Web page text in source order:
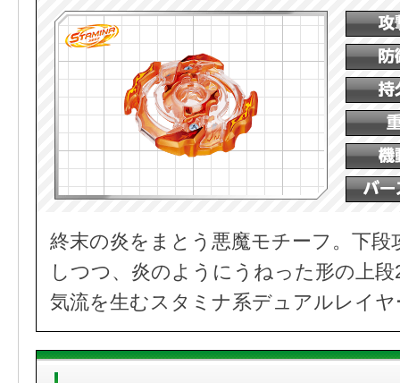
終末の炎をまとう悪魔モチーフ。下
しつつ、炎のようにうねった形の上
気流を生むスタミナ系デュアルレイヤ